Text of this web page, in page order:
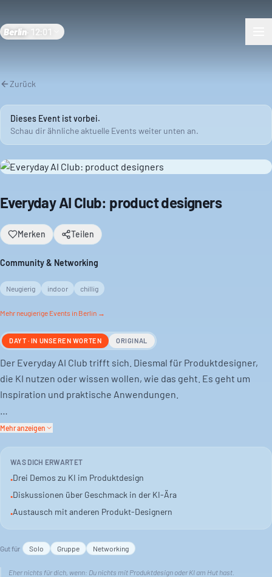
Berlin 12:01
Zurück
Dieses Event ist vorbei.
Schau dir ähnliche aktuelle Events weiter unten an.
Everyday AI Club: product designers
Merken Teilen
Community & Networking
Neugierig indoor chillig
Mehr neugierige Events in Berlin →
DAYT · IN UNSEREN WORTEN ORIGINAL
Der Everyday AI Club trifft sich. Diesmal für Produktdesigner,
die KI nutzen oder wissen wollen, wie das geht. Es geht um
Inspiration und praktische Anwendungen.
Du siehst Demos von Nicola Plaisant (Helsing), Claudia De
Produktdesign funktioniert. Von Design in
Hochrisikoumgebungen bis zum Bau von Agenten.
Ära Geschmack entwickelt. Wenn KI mehr Aufgaben übernimmt,
Generation?
Mehr anzeigen
WAS DICH ERWARTET
•Drei Demos zu KI im Produktdesign
•Diskussionen über Geschmack in der KI-Ära
•Austausch mit anderen Produkt-Designern
Gut für Solo Gruppe Networking
Eher nichts für dich, wenn: Du nichts mit Produktdesign oder KI am Hut hast.